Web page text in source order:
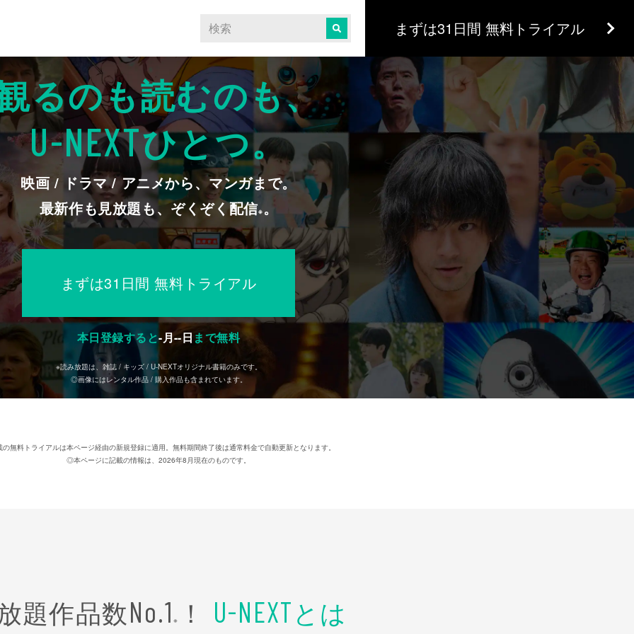
まずは31日間 無料トライアル
るのも読むのも、
U-NEXTひとつ。
映画 / ドラマ / アニメから、マンガまで。
最新作も見放題も、ぞくぞく配信※ 。
まずは31日間 無料トライアル
本日登録すると-月--日 まで無料
※読み放題は、雑誌 / キッズ / U-NEXTオリジナル書籍のみです。
◎画像にはレンタル作品 / 購入作品も含まれています。
無料トライアルは本ページ経由の新規登録に適用。無料期間終了後は通常料金で自動更新となります。
◎本ページに記載の情報は、2026年8月現在のものです。
題作品数No.1 ※ ！ U-NEXTとは